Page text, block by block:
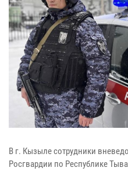
В г. Кызыле сотрудники
Росгвардии по Республике